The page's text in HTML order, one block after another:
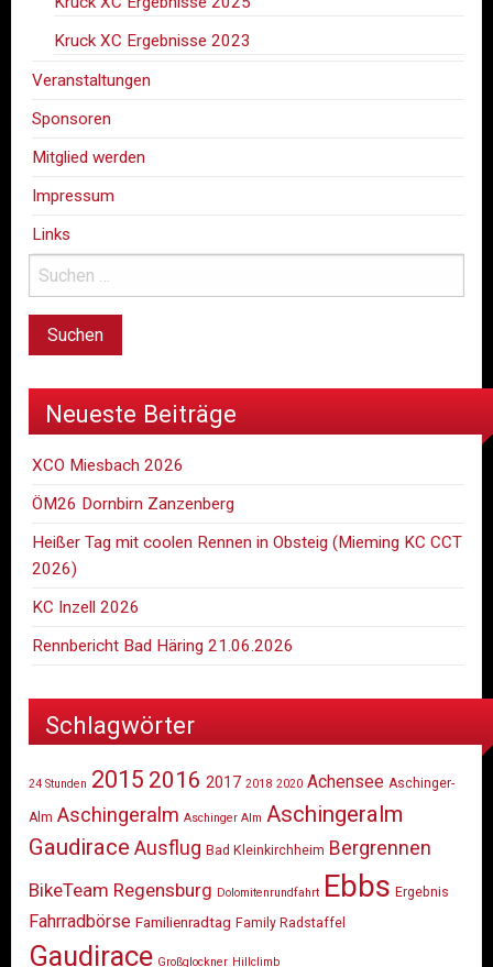
Kruck XC Ergebnisse 2023
Veranstaltungen
Sponsoren
Mitglied werden
Impressum
Links
Neueste Beiträge
XCO Miesbach 2026
ÖM26 Dornbirn Zanzenberg
Heißer Tag mit coolen Rennen in Obsteig (Mieming KC CCT
2026)
KC Inzell 2026
Rennbericht Bad Häring 21.06.2026
Schlagwörter
24 Stunden 2015 2016 2017 2018 2020 Achensee Aschinger-
Alm Aschingeralm Aschinger Alm Aschingeralm
Gaudirace Ausflug Bad Kleinkirchheim Bergrennen
BikeTeam Regensburg Dolomitenrundfahrt Ebbs Ergebnis
Fahrradbörse Familienradtag Family Radstaffel
Gaudirace Großglockner Hillclimb